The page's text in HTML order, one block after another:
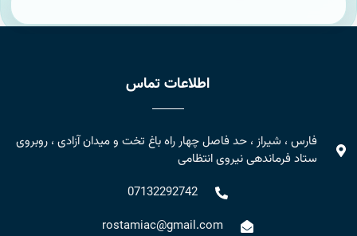
اطلاعات تماس
فارس ، شیراز ، حد فاصل چهار راه باغ تخت و میدان آزادی ، روبروی
ستاد فرماندهی نیروی انتظامی
07132292742
rostamiac@gmail.com